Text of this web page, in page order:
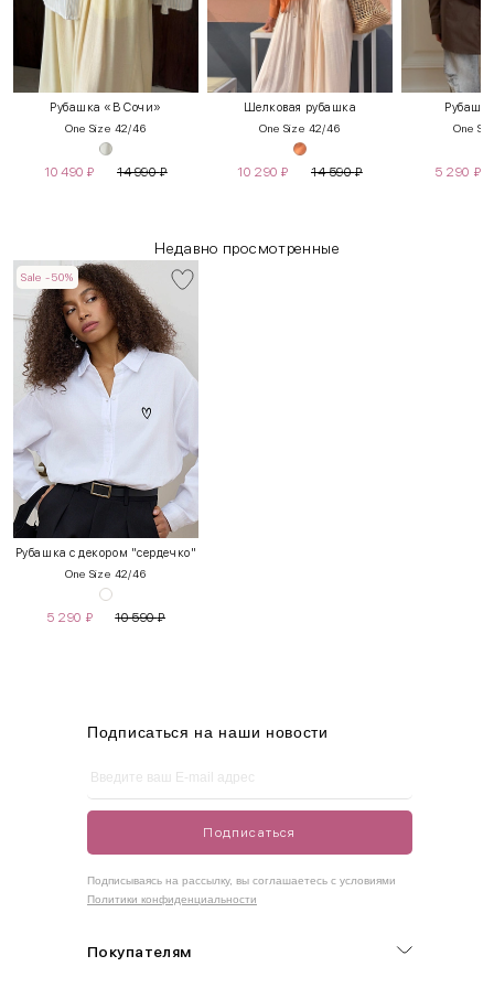
Рубашка «В Сочи»
One Size 42/46
10 490 ₽ 14 990₽
Шелковая рубашка
One Size 42/46
10 290 ₽ 14 590₽
One
5 290 ₽
Недавно просмотренные
Sale -50%
Рубашка с декором "сердечко"
One Size 42/46
5 290 ₽ 10 590₽
INT RUS
40-42
42-44
42-50
Как правильно себя обмерить
Измеряется по самым выступающим точкам.
Покупателям
Подписаться на наши новости
Подписаться
Подписываясь на рассылку, вы соглашаетесь с условиями
Политики конфиденциальности